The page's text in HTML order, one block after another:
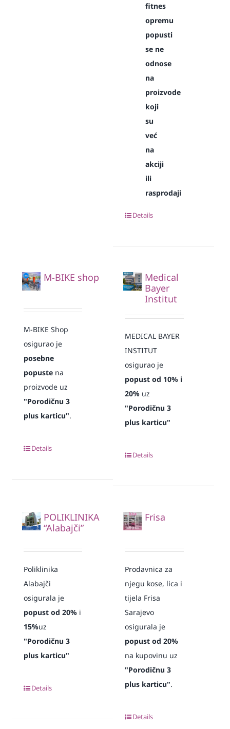
fitnes
opremu
popusti
se ne
odnose
na
proizvode
koji
su
već
na
akciji
ili
rasprodaji
Details
M-BIKE shop
M-BIKE Shop
osigurao je
posebne
popustena
proizvode uz
"Porodičnu 3
plus karticu".
Details
Medical
Bayer
Institut
MEDICAL BAYER
INSTITUT
osigurao je
popust od 10% i
20% uz
"Porodičnu 3
plus karticu"
Details
POLIKLINIKA
“Alabajči”
Poliklinika
Alabajči
osigurala je
popust od 20%i
15%uz
"Porodičnu 3
plus karticu"
Details
Frisa
Prodavnica za
njegu kose, lica i
tijela Frisa
Sarajevo
osigurala je
popust od 20%
na kupovinu uz
"Porodičnu 3
plus karticu".
Details